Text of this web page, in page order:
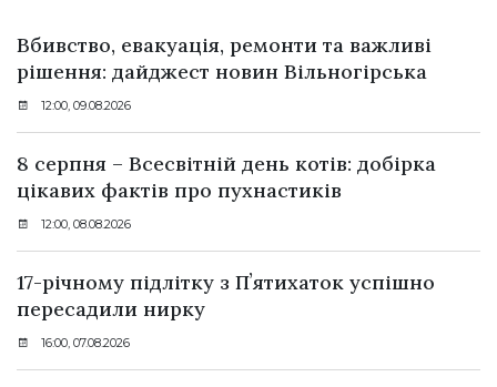
Вбивство, евакуація, ремонти та важливі
рішення: дайджест новин Вільногірська
12:00, 09.08.2026
8 серпня – Всесвітній день котів: добірка
цікавих фактів про пухнастиків
12:00, 08.08.2026
17-річному підлітку з Пʼятихаток успішно
пересадили нирку
16:00, 07.08.2026